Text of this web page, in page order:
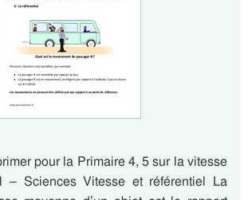
pour la Primaire 4, 5 sur la vitesse
– Sciences Vitesse et référentiel La